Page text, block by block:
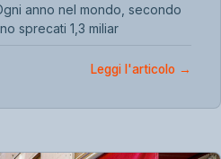
anno nel mondo, secondo
sprecati 1,3 miliar
Leggi l'articolo →